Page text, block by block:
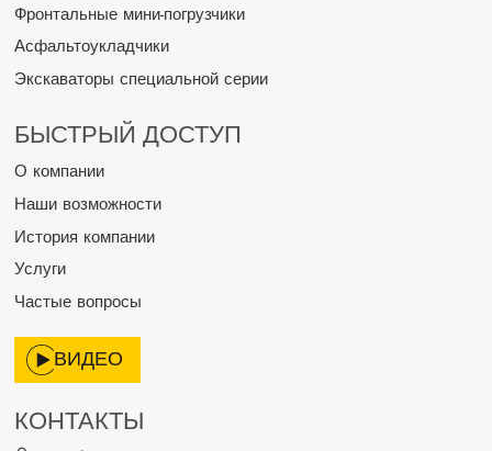
Фронтальные мини-погрузчики
Асфальтоукладчики
Экскаваторы специальной серии
БЫСТРЫЙ ДОСТУП
О компании
Наши возможности
История компании
Услуги
Частые вопросы
ВИДЕО
КОНТАКТЫ